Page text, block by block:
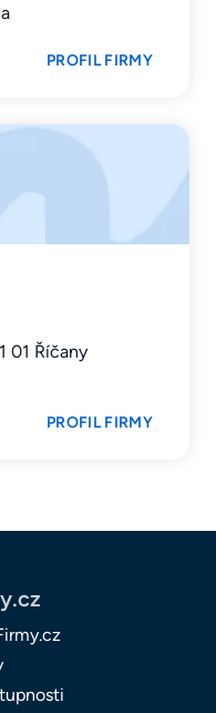
PROFIL FIRMY
01 Říčany
PROFIL FIRMY